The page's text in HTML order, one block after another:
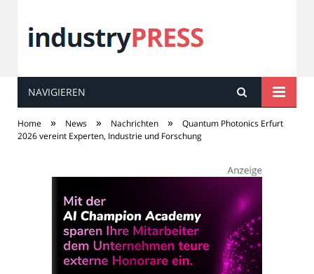
industryPRESS
NAVIGIEREN
Home » News » Nachrichten »
Quantum Photonics Erfurt
2026 vereint Experten, Industrie und Forschung